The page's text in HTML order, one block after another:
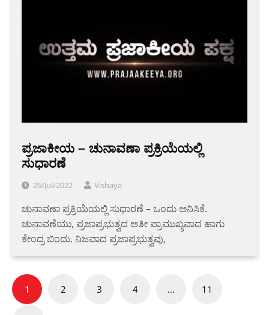
ಪ್ರಜಾಕೀಯ – ಚುನಾವಣಾ ಪ್ರಕ್ರಿಯೆಯಲ್ಲಿ
ಸುಧಾರಣೆ
26/Jul/2022 Vishaya
ಚುನಾವಣಾ ಪ್ರಕ್ರಿಯೆಯಲ್ಲಿ ಸುಧಾರಣೆ – ಒಂದು ಅನಿಸಿಕೆ.
ಚುನಾವಣೆಯು, ಪ್ರಜಾಪ್ರಭುತ್ವದ ಅತೀ ಪ್ರಾಮುಖ್ಯವಾದ ಹಾಗು
ಕೇಂದ್ರ ಬಿಂದು. ನಿಜವಾದ ಪ್ರಜಾಪ್ರಭುತ್ವವು,
Posts
pagination
1 2 3 4 … 11